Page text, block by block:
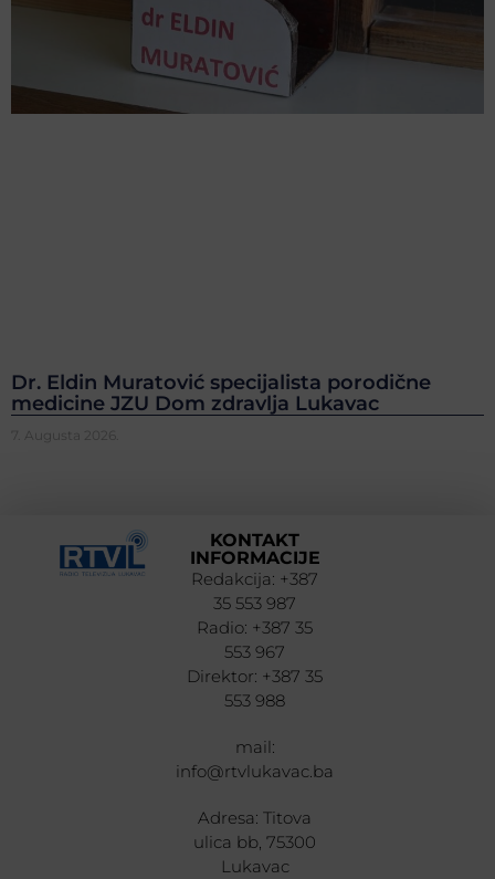
Dr. Eldin Muratović specijalista porodične
medicine JZU Dom zdravlja Lukavac
7. Augusta 2026.
KONTAKT
INFORMACIJE
Redakcija: +387
35 553 987
Radio: +387 35
553 967
Direktor: +387 35
553 988
mail:
info@rtvlukavac.ba
Adresa: Titova
ulica bb, 75300
Lukavac